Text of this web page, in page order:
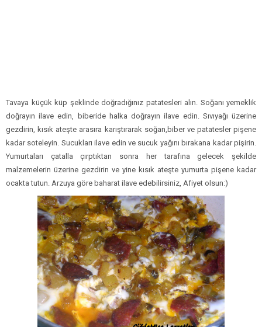
Tavaya küçük küp şeklinde doğradığınız patatesleri alın. Soğanı yemeklik
doğrayın ilave edin, biberide halka doğrayın ilave edin. Sıvıyağı üzerine
gezdirin, kısık ateşte arasıra karıştırarak soğan,biber ve patatesler pişene
kadar soteleyin. Sucukları ilave edin ve sucuk yağını bırakana kadar pişirin.
Yumurtaları çatalla çırptıktan sonra her tarafına gelecek şekilde
malzemelerin üzerine gezdirin ve yine kısık ateşte yumurta pişene kadar
ocakta tutun. Arzuya göre baharat ilave edebilirsiniz, Afiyet olsun:)